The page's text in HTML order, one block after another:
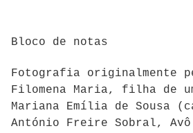
Bloco de notas
Fotografia originalmente
Filomena Maria, filha de
Mariana Emília de Sousa
António Freire Sobral, Avô